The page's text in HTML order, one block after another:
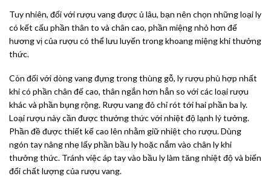
Tuy nhiên, đối với rượu vang được ủ lâu, bạn nên chọn những loại ly
có kết cấu phần thân to và chân cao, phần miệng nhỏ hơn để
hương vị của rượu có thể lưu luyến trong khoang miệng khi thưởng
thức.
Còn đối với dòng vang đựng trong thùng gỗ, ly rượu phù hợp nhất
khi có phần chân đế cao, thân ngắn hơn hẳn so với các loại rượu
khác và phần bụng rộng. Rượu vang đỏ chỉ rót tới hai phần ba ly.
Loại rượu này cần được thưởng thức với nhiệt độ lạnh lý tưởng.
Phần đề được thiết kế cao lên nhằm giữ nhiệt cho rượu. Dùng
ngón tay nâng nhẹ lấy phần bầu ly hoặc nắm vào chân ly khi
thưởng thức. Tránh việc áp tay vào bầu ly làm tăng nhiệt độ và biến
đổi chất lượng của rượu vang.